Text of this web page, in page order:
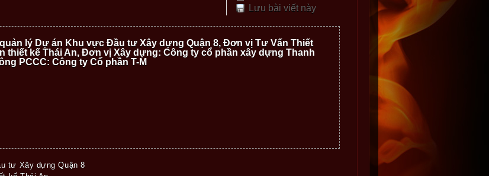
Lưu bài viết này
lý Dự án Khu vực Đầu tư Xây dựng Quận 8, Đơn vị Tư Vấn Thiết
thiết kế Thái An, Đơn vị Xây dựng: Công ty cổ phần xây dựng Thanh
PCCC: Công ty Cổ phần T-M
tư Xây dựng Quận 8